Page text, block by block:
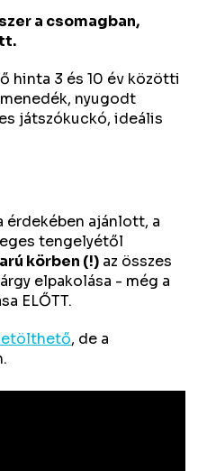
a csomagban,
hinta 3 és 10 év közötti
nyugodt
játszókuckó, ideális
érdekében ajánlott, a
tengelyétől
körben (!) az összes
elpakolása - még a
ELŐTT.
, de a